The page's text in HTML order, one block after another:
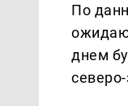
По
днем